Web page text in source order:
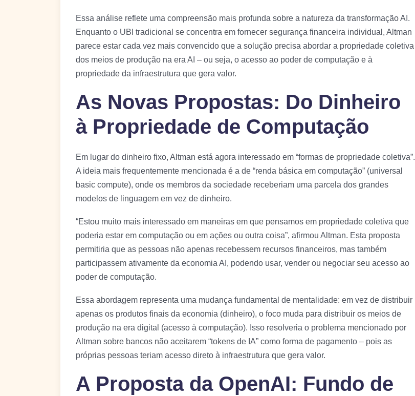
Essa análise reflete uma compreensão mais profunda sobre a natureza da transformação AI.
Enquanto o UBI tradicional se concentra em fornecer segurança financeira individual, Altman
parece estar cada vez mais convencido que a solução precisa abordar a propriedade coletiva
dos meios de produção na era AI – ou seja, o acesso ao poder de computação e à
propriedade da infraestrutura que gera valor.
As Novas Propostas: Do Dinheiro
à Propriedade de Computação
Em lugar do dinheiro fixo, Altman está agora interessado em “formas de propriedade coletiva”.
A ideia mais frequentemente mencionada é a de “renda básica em computação” (universal
basic compute), onde os membros da sociedade receberiam uma parcela dos grandes
modelos de linguagem em vez de dinheiro.
“Estou muito mais interessado em maneiras em que pensamos em propriedade coletiva que
poderia estar em computação ou em ações ou outra coisa”, afirmou Altman. Esta proposta
permitiria que as pessoas não apenas recebessem recursos financeiros, mas também
participassem ativamente da economia AI, podendo usar, vender ou negociar seu acesso ao
poder de computação.
Essa abordagem representa uma mudança fundamental de mentalidade: em vez de distribuir
apenas os produtos finais da economia (dinheiro), o foco muda para distribuir os meios de
produção na era digital (acesso à computação). Isso resolveria o problema mencionado por
Altman sobre bancos não aceitarem “tokens de IA” como forma de pagamento – pois as
próprias pessoas teriam acesso direto à infraestrutura que gera valor.
A Proposta da OpenAI: Fundo de